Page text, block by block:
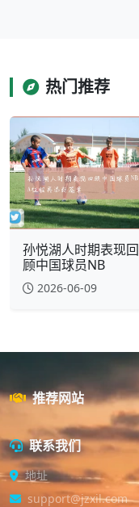
热门推荐
孙悦湖人时期表现回
顾中国球员NB
2026-06-09
推荐网站
联系我们
地址
support@jzxil.com